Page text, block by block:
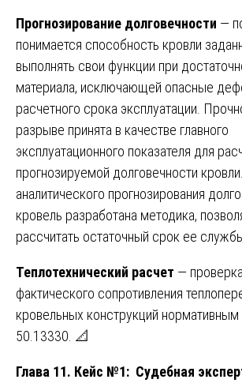
Прогнозирование долговечности —
понимается способность кровли
выполнять свои функции при
материала, исключающей опасные
расчетного срока эксплуатации.
разрыве принята в качестве главного
эксплуатационного показателя для
прогнозируемой долговечности
аналитического прогнозирования
кровель разработана методика,
рассчитать остаточный срок ее
Теплотехнический расчет —
фактического сопротивления
кровельных конструкций
50.13330. 📐
Глава 11. Кейс №1: Судебная